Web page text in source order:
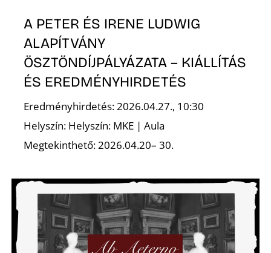
A PETER ÉS IRENE LUDWIG
ALAPÍTVÁNY
ÖSZTÖNDÍJPÁLYÁZATA – KIÁLLÍTÁS
ÉS EREDMÉNYHIRDETÉS
Eredményhirdetés: 2026.04.27., 10:30
Helyszín: Helyszín: MKE | Aula
Megtekinthető: 2026.04.20– 30.